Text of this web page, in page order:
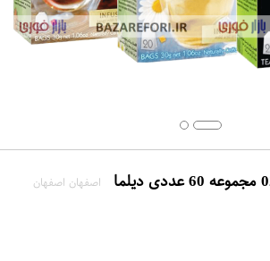
اصفهان اصفهان